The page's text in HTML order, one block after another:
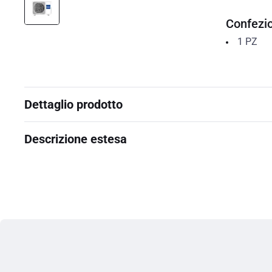
1 PZ
Dettaglio prodotto
Descrizione estesa